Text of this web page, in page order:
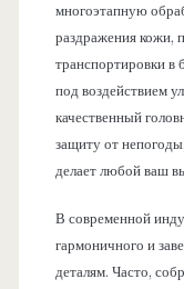
многоэтапную
раздражения кожи,
транспортировки в
под воздействием
качественный
защиту от
делает любой ваш
В современной
гармоничного и
деталям. Часто,